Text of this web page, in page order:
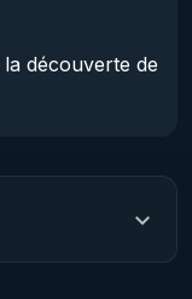
découverte de